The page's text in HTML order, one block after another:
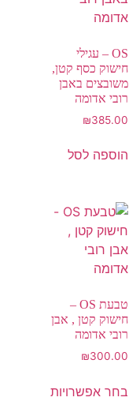
OS – עגילי
חישוק כסף קטן,
משובצים באבן
רובי אדומה
₪385.00
הוספה לסל
טבעת OS –
חישוק קטן , אבן
רובי אדומה
₪300.00
בחר אפשרויות